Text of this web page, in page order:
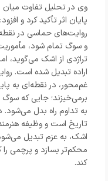
وی در تحلیل تفاوت میان
پایان اثر تأکید کرد و
روایت‌های حماسی در
و سوگ تمام شود، مأموریت
تراژدی از اشک می‌گوید،
اراده تبدیل شده است.
غم‌محور، در نقطه‌ای به
برمی‌خیزند؛ جایی که
به تداوم راه بدل
تاریخ است و وظیفه
اشک، به عزم تبدیل
محکم‌تر بسازد و پرچمی را
کند.